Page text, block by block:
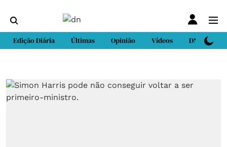
Edição Diária Últimas Opinião Vídeos DN Sport